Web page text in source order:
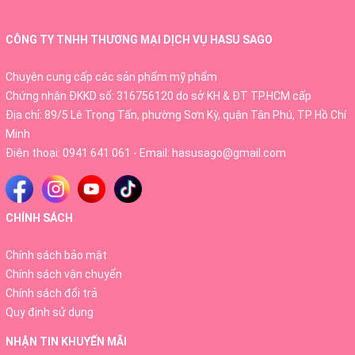
Kết hợp 8 thành phần làm đẹp cao cấp từ siêu thực
phẩm và Collagen phân tử thấp dễ dàng hấp thụ, hiệu quả
nhanh chóng hơn.
Phân tử Collagen Peptide thủy phân từ cá biển, khả năng
tương thích và hấp thụ nhanh hơn.
CÔNG TY TNHH THƯƠNG MẠI DỊCH VỤ HASU SAGO
Chuyên cung cấp các sản phẩm mỹ phẩm
Chứng nhận ĐKKD số: 316756120 do sở KH & ĐT TP.HCM cấp
Địa chỉ: 89/5 Lê Trọng Tấn, phường Sơn Kỳ, quận Tân Phú, TP Hồ Chí
Minh
Điện thoại: 0941 641 061 - Email: hasusago@gmail.com
CHÍNH SÁCH
Chính sách bảo mật
Chính sách vận chuyển
Chính sách đổi trả
Quy định sử dụng
NHẬN TIN KHUYẾN MÃI